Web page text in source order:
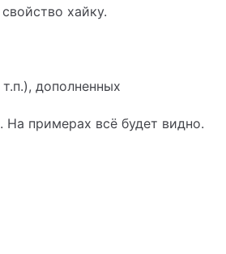
хайку.
дополненных
примерах всё будет видно.